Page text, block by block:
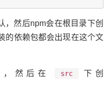
，然后npm会在根目录下创
的依赖包都会出现在这个文
，然后在 src
下创